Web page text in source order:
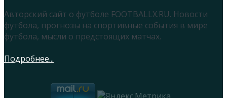
Авторский сайт о футболе FOOTBALLX.RU. Новости
футбола, прогнозы на спортивные события в мире
футбола, мысли о предстоящих матчах.
Подробнее...